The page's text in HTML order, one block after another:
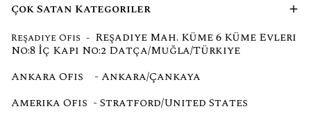
Çok Satan Kategoriler
Reşadiye Ofis - Reşadiye Mah. Küme 6 Küme Evleri
No:8 İç Kapı No:2 Datça/Muğla/Türkiye
Ankara Ofis - Ankara/Çankaya
Amerika Ofis - Stratford/United States